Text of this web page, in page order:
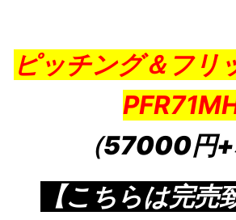
ピッチング＆フ
（57000円+
【こちらは完売